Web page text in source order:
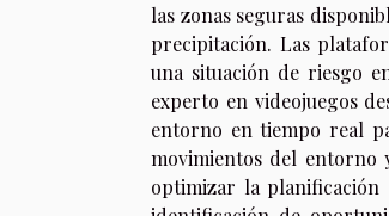
las zonas seguras
precipitación. Las
una situación de riesgo
experto en videojuegos
entorno en tiempo real
movimientos del entorno
optimizar la planificación